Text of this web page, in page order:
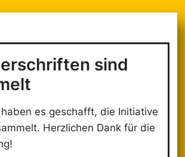
sind
es geschafft, die Initiative
Herzlichen Dank für die